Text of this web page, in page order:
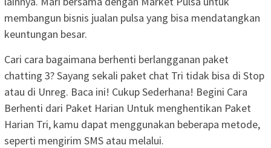
membangun bisnis jualan pulsa yang bisa mendatangkan
keuntungan besar.
Cari cara bagaimana berhenti berlangganan paket
chatting 3? Sayang sekali paket chat Tri tidak bisa di Stop
atau di Unreg. Baca ini! Cukup Sederhana! Begini Cara
Berhenti dari Paket Harian Untuk menghentikan Paket
Harian Tri, kamu dapat menggunakan beberapa metode,
seperti mengirim SMS atau melalui.